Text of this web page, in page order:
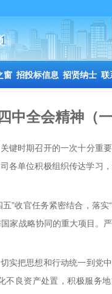
窗 招投标信息 招贤纳士 联
中全会精神（一
键时期召开的一次十分重
各单位积极组织传达学习
五”收官任务紧密结合，落实
家战略协同的重大项目。
实把思想和行动统一到党
不良资产处置，积极服务